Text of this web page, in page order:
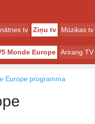
tv Ziņu tv Mūzikas tv
Monde Europe Arirang TV
Europe programma